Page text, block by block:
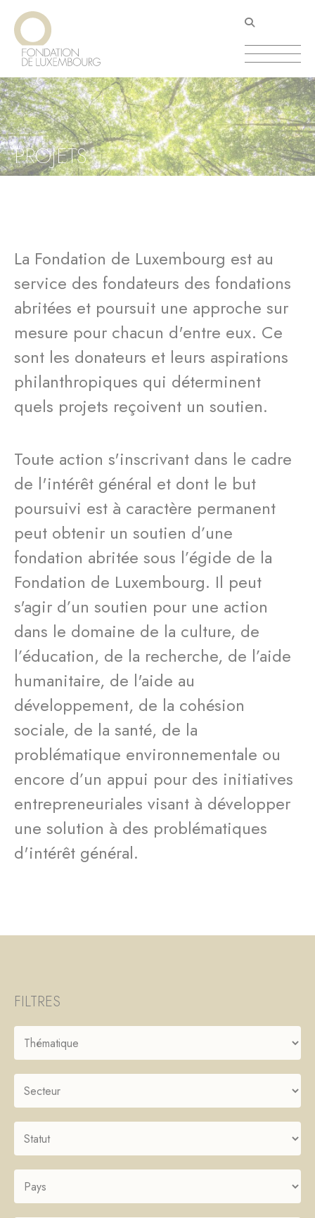
Aller
contenu
principal
PROJETS
La Fondation de Luxembourg est au
service des fondateurs des fondations
abritées et poursuit une approche sur
mesure pour chacun d'entre eux. Ce
sont les donateurs et leurs aspirations
philanthropiques qui déterminent
quels projets reçoivent un soutien.
Toute action s'inscrivant dans le cadre
de l'intérêt général et dont le but
poursuivi est à caractère permanent
peut obtenir un soutien d’une
fondation abritée sous l’égide de la
Fondation de Luxembourg. Il peut
s'agir d’un soutien pour une action
dans le domaine de la culture, de
l’éducation, de la recherche, de l’aide
humanitaire, de l'aide au
développement, de la cohésion
sociale, de la santé, de la
problématique environnementale ou
encore d’un appui pour des initiatives
entrepreneuriales visant à développer
une solution à des problématiques
d'intérêt général.
FILTRES
Panneau de gestion des cookies